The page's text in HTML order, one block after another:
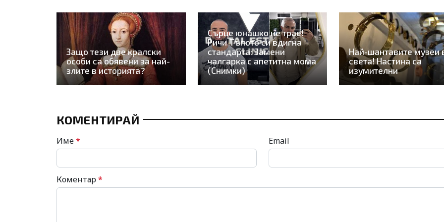
Защо тези две кралски
особи са обявени за най-
злите в историята?
Сърце юнашко не трае!
Ричи Тъпото си вдигна
стандарта: Замени
чалгарка с апетитна мома
(Снимки)
Най-шантавите музеи
света! Настина са
изумителни
КОМЕНТИРАЙ
Име* Email
Коментар*